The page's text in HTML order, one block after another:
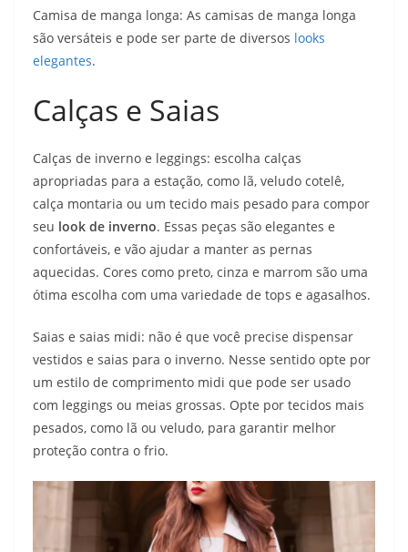
Camisa de manga longa: As camisas de manga longa
são versáteis e pode ser parte de diversos looks
elegantes.
Calças e Saias
Calças de inverno e leggings: escolha calças
apropriadas para a estação, como lã, veludo cotelê,
calça montaria ou um tecido mais pesado para compor
seu look de inverno. Essas peças são elegantes e
confortáveis, e vão ajudar a manter as pernas
aquecidas. Cores como preto, cinza e marrom são uma
ótima escolha com uma variedade de tops e agasalhos.
Saias e saias midi: não é que você precise dispensar
vestidos e saias para o inverno. Nesse sentido opte por
um estilo de comprimento midi que pode ser usado
com leggings ou meias grossas. Opte por tecidos mais
pesados, como lã ou veludo, para garantir melhor
proteção contra o frio.